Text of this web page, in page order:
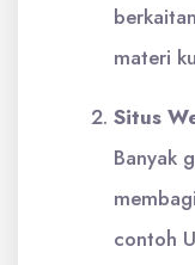
materi
Situs
Banyak
contoh